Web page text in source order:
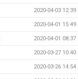
2020-04-03 12:39
2020-04-01 15:49
2020-04-01 08:37
2020-03-27 10:40
2020-03-26 14:54